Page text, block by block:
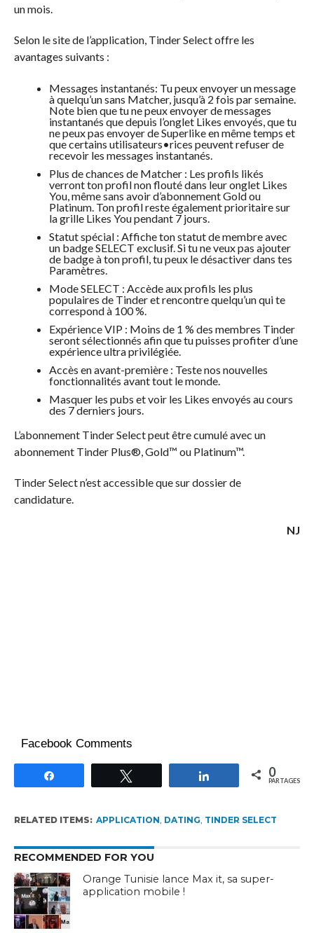
un mois.
Selon le site de l’application, Tinder Select offre les
avantages suivants :
Messages instantanés: Tu peux envoyer un message
à quelqu’un sans Matcher, jusqu’à 2 fois par semaine.
Note bien que tu ne peux envoyer de messages
instantanés que depuis l’onglet Likes envoyés, que tu
ne peux pas envoyer de Superlike en même temps et
que certains utilisateurs•rices peuvent refuser de
recevoir les messages instantanés.
Plus de chances de Matcher : Les profils likés
verront ton profil non flouté dans leur onglet Likes
You, même sans avoir d’abonnement Gold ou
Platinum. Ton profil reste également prioritaire sur
la grille Likes You pendant 7 jours.
Statut spécial : Affiche ton statut de membre avec
un badge SELECT exclusif. Si tu ne veux pas ajouter
de badge à ton profil, tu peux le désactiver dans tes
Paramètres.
Mode SELECT : Accède aux profils les plus
populaires de Tinder et rencontre quelqu’un qui te
correspond à 100 %.
Expérience VIP : Moins de 1 % des membres Tinder
seront sélectionnés afin que tu puisses profiter d’une
expérience ultra privilégiée.
Accès en avant-première : Teste nos nouvelles
fonctionnalités avant tout le monde.
Masquer les pubs et voir les Likes envoyés au cours
des 7 derniers jours.
L’abonnement Tinder Select peut être cumulé avec un
abonnement Tinder Plus®, Gold™ ou Platinum™.
Tinder Select n’est accessible que sur dossier de
candidature.
NJ
Facebook Comments
Partagez 0
PARTAGES
RELATED ITEMS: APPLICATION, DATING, TINDER SELECT
RECOMMENDED FOR YOU
Orange Tunisie lance Max it, sa super-
application mobile !